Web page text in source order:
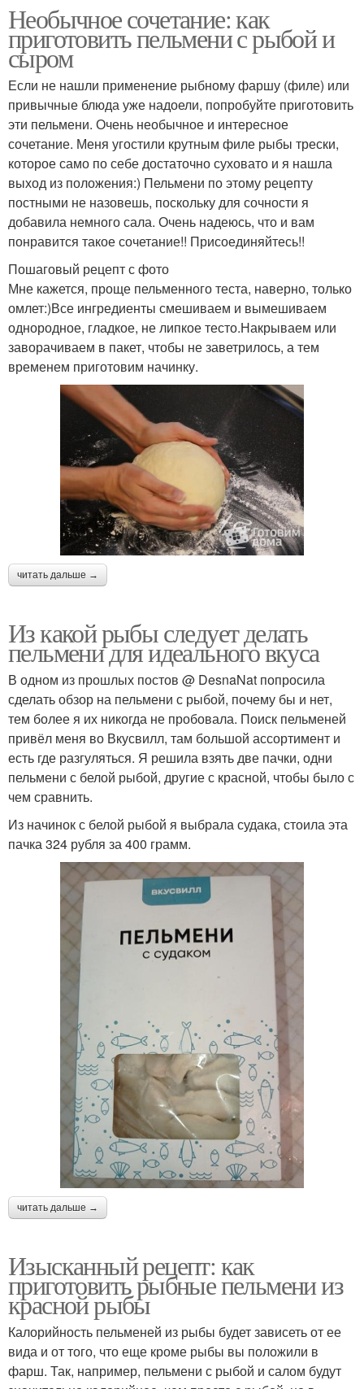
Необычное сочетание: как
приготовить пельмени с рыбой и
сыром
Если не нашли применение рыбному фаршу (филе) или
привычные блюда уже надоели, попробуйте приготовить
эти пельмени. Очень необычное и интересное
сочетание. Меня угостили крутным филе рыбы трески,
которое само по себе достаточно суховато и я нашла
выход из положения:) Пельмени по этому рецепту
постными не назовешь, поскольку для сочности я
добавила немного сала. Очень надеюсь, что и вам
понравится такое сочетание!! Присоединяйтесь!!
Пошаговый рецепт с фото
Мне кажется, проще пельменного теста, наверно, только
омлет:)Все ингредиенты смешиваем и вымешиваем
однородное, гладкое, не липкое тесто.Накрываем или
заворачиваем в пакет, чтобы не заветрилось, а тем
временем приготовим начинку.
читать дальше →
Из какой рыбы следует делать
пельмени для идеального вкуса
В одном из прошлых постов @ DesnaNat попросила
сделать обзор на пельмени с рыбой, почему бы и нет,
тем более я их никогда не пробовала. Поиск пельменей
привёл меня во Вкусвилл, там большой ассортимент и
есть где разгуляться. Я решила взять две пачки, одни
пельмени с белой рыбой, другие с красной, чтобы было с
чем сравнить.
Из начинок с белой рыбой я выбрала судака, стоила эта
пачка 324 рубля за 400 грамм.
читать дальше →
Изысканный рецепт: как
приготовить рыбные пельмени из
красной рыбы
Калорийность пельменей из рыбы будет зависеть от ее
вида и от того, что еще кроме рыбы вы положили в
фарш. Так, например, пельмени с рыбой и салом будут